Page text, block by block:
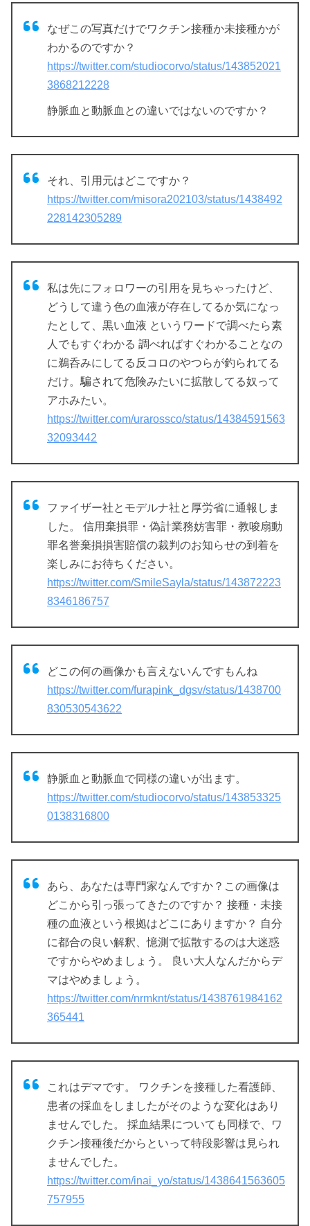
なぜこの写真だけでワクチン接種か未接種かが
わかるのですか？
https://twitter.com/studiocorvo/status/143852021
3868212228
静脈血と動脈血との違いではないのですか？
それ、引用元はどこですか？
https://twitter.com/misora202103/status/1438492
228142305289
私は先にフォロワーの引用を見ちゃったけど、
どうして違う色の血液が存在してるか気になっ
たとして、黒い血液 というワードで調べたら素
人でもすぐわかる 調べればすぐわかることなの
に鵜呑みにしてる反コロのやつらが釣られてる
だけ。騙されて危険みたいに拡散してる奴って
アホみたい。
https://twitter.com/urarossco/status/14384591563
32093442
ファイザー社とモデルナ社と厚労省に通報しま
した。 信用棄損罪・偽計業務妨害罪・教唆扇動
罪名誉棄損損害賠償の裁判のお知らせの到着を
楽しみにお待ちください。
https://twitter.com/SmileSayla/status/143872223
8346186757
どこの何の画像かも言えないんですもんね
https://twitter.com/furapink_dgsv/status/1438700
830530543622
静脈血と動脈血で同様の違いが出ます。
https://twitter.com/studiocorvo/status/143853325
0138316800
あら、あなたは専門家なんですか？この画像は
どこから引っ張ってきたのですか？ 接種・未接
種の血液という根拠はどこにありますか？ 自分
に都合の良い解釈、憶測で拡散するのは大迷惑
ですからやめましょう。 良い大人なんだからデ
マはやめましょう。
https://twitter.com/nrmknt/status/1438761984162
365441
これはデマです。 ワクチンを接種した看護師、
患者の採血をしましたがそのような変化はあり
ませんでした。 採血結果についても同様で、ワ
クチン接種後だからといって特段影響は見られ
ませんでした。
https://twitter.com/inai_yo/status/1438641563605
757955